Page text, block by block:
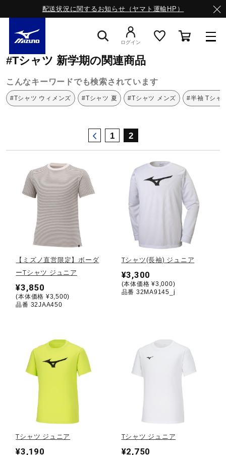
配送状況に関するお知らせ（ヤマト運輸HP）
ライフスタイルウエア
サッカー／フットサル
トレーニング
野球
ゴルフ
バレーボール
テニス／ソフトテニス
バドミントン
ログイン
ミズノ公式オンライン
#Tシャツ 新学期の関連商品
こんなキーワードでも検索されています
#Tシャツ ウィメンズ #Tシャツ 夏 #Tシャツ メンズ #半袖 Tシャ
1 2
【ミズノ直営限定】ボーダ
ーTシャツ ジュニア
¥3,850
(本体価格 ¥3,500)
品番 32JAA450
Tシャツ(長袖) ジュニア
¥3,300
(本体価格 ¥3,000)
品番 32MA9145_j
Tシャツ ジュニア
¥3,190
Tシャツ ジュニア
¥2,750